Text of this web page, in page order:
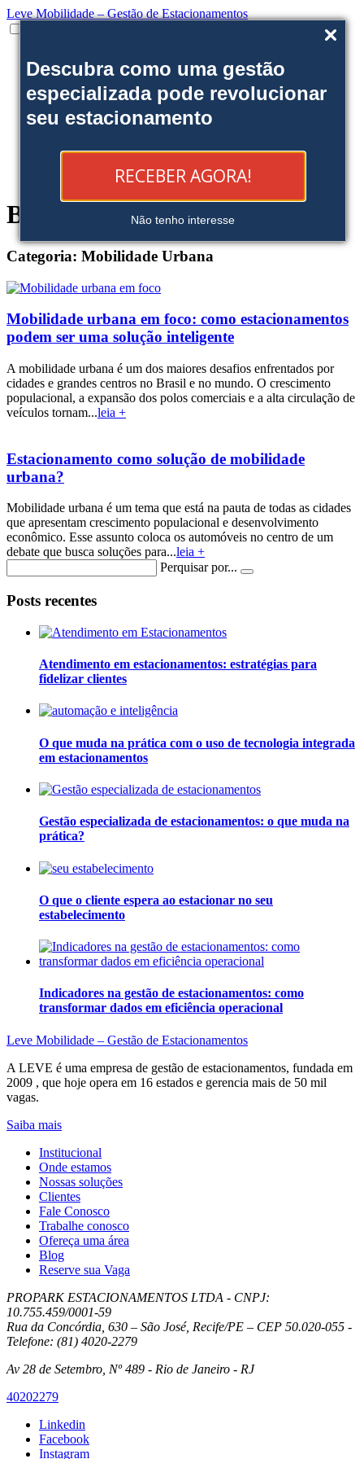
Descubra como uma gestão
especializada pode revolucionar
seu estacionamento
RECEBER AGORA!
Não tenho interesse
Leve Mobilidade – Gestão de Estacionamentos
Onde estamos
Nossas soluções
Clientes
Fale Conosco
Reserve sua Vaga
Blog
Categoria: Mobilidade Urbana
Mobilidade urbana em foco: como estacionamentos
podem ser uma solução inteligente
A mobilidade urbana é um dos maiores desafios enfrentados por
cidades e grandes centros no Brasil e no mundo. O crescimento
populacional, a expansão dos polos comerciais e a alta circulação de
veículos tornam...leia +
Estacionamento como solução de mobilidade
urbana?
Mobilidade urbana é um tema que está na pauta de todas as cidades
que apresentam crescimento populacional e desenvolvimento
econômico. Esse assunto coloca os automóveis no centro de um
debate que busca soluções para...leia +
Perquisar por...
Posts recentes
Atendimento em estacionamentos: estratégias para
fidelizar clientes
O que muda na prática com o uso de tecnologia integrada
em estacionamentos
Gestão especializada de estacionamentos: o que muda na
prática?
O que o cliente espera ao estacionar no seu
estabelecimento
Indicadores na gestão de estacionamentos: como
transformar dados em eficiência operacional
Leve Mobilidade – Gestão de Estacionamentos
A LEVE é uma empresa de gestão de estacionamentos, fundada em
2009 , que hoje opera em 16 estados e gerencia mais de 50 mil
vagas.
Saiba mais
Institucional
Onde estamos
Nossas soluções
Clientes
Fale Conosco
Trabalhe conosco
Ofereça uma área
Blog
Reserve sua Vaga
PROPARK ESTACIONAMENTOS LTDA - CNPJ:
10.755.459/0001-59
Rua da Concórdia, 630 – São José, Recife/PE – CEP 50.020-055 -
Telefone: (81) 4020-2279
Av 28 de Setembro, Nº 489 - Rio de Janeiro - RJ
40202279
Linkedin
Facebook
Instagram